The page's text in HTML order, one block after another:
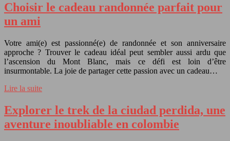
Choisir le cadeau randonnée parfait pour
un ami
Votre ami(e) est passionné(e) de randonnée et son anniversaire
approche ? Trouver le cadeau idéal peut sembler aussi ardu que
l’ascension du Mont Blanc, mais ce défi est loin d’être
insurmontable. La joie de partager cette passion avec un cadeau…
Lire la suite
Explorer le trek de la ciudad perdida, une
aventure inoubliable en colombie